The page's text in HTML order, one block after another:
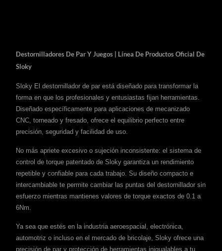
Destornilladores De Par Y Juegos | Línea De Productos Oficial De
Sloky
Sloky El destornillador de par está diseñado para transformar la
forma en que los profesionales y entusiastas fijan herramientas.
Diseñado específicamente para aplicaciones de mecanizado
CNC, torneado y fresado, ofrece el equilibrio perfecto entre
precisión, seguridad y facilidad de uso.
No más apriete excesivo o sujeción inconsistente: el sistema de
control de torque patentado de Sloky garantiza un rendimiento
repetible y confiable para cada trabajo. Su diseño compacto e
intercambiable te permite cambiar las puntas del destornillador sin
esfuerzo mientras mantienes valores de torque exactos de 0.1 a
6Nm.
Ya sea que estés en la industria aeroespacial, electrónica,
automotriz o incluso en el mercado de bricolaje, Sloky ofrece una
precisión de par y protección de herramientas inigualables a tu